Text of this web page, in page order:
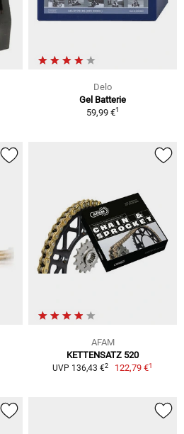
Delo
Gel Batterie
59,99 €1
AFAM
KETTENSATZ 520
UVP 136,43 €2 122,79 €1